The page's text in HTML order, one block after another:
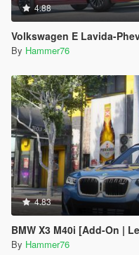
4.88
Volkswagen E Lavida-
By Hammer76
4.83
BMW X3 M40i [Add-On |
By Hammer76